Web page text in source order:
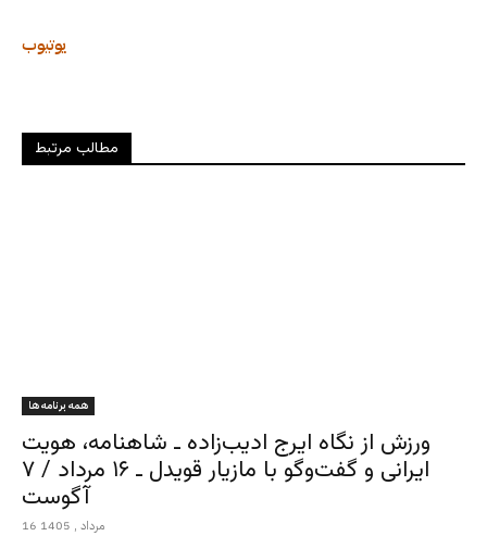
یوتیوب
مطالب مرتبط
همه برنامه ها
ورزش از نگاه ایرج ادیب‌زاده ـ شاهنامه، هویت
ایرانی و گفت‌وگو با مازیار قویدل ـ ۱۶ مرداد / ۷
آگوست
16 مرداد , 1405